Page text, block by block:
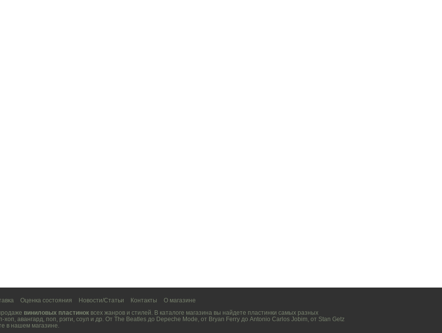
Оценка состояния Новости/Статьи Контакты
О магазине
виниловых пластинок всех жанров и стилей. В каталоге магазина вы найдете пластинки самых разных
хоп, авангард, поп, рэгги, соул и др. От The Beatles до Depeche Mode, от Bryan Ferry до Antonio Carlos Jobim, от Stan Getz
в нашем магазине.